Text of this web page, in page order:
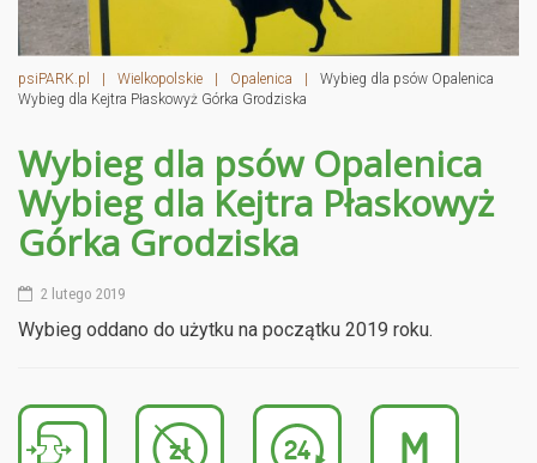
psiPARK.pl | Wielkopolskie | Opalenica |
Wybieg dla psów Opalenica
Wybieg dla Kejtra Płaskowyż Górka Grodziska
Wybieg dla psów Opalenica
Wybieg dla Kejtra Płaskowyż
Górka Grodziska
2 lutego 2019
Wybieg oddano do użytku na początku 2019 roku.